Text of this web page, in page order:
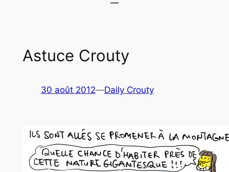
Astuce Crouty
30 août 2012—Daily Crouty